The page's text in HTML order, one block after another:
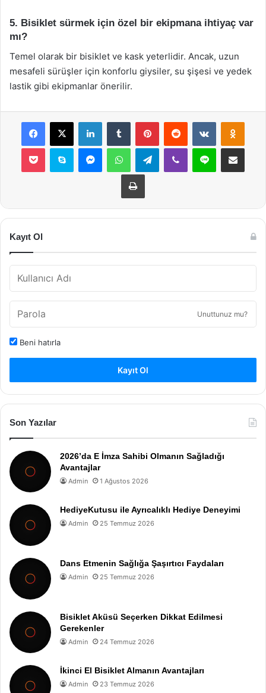
5. Bisiklet sürmek için özel bir ekipmana ihtiyaç var
mı?
Temel olarak bir bisiklet ve kask yeterlidir. Ancak, uzun
mesafeli sürüşler için konforlu giysiler, su şişesi ve yedek
lastik gibi ekipmanlar önerilir.
Facebook
X LinkedInTumblr PinterestReddit VKontakte
Pocket Skype MessengerWhatsAppTelegramViber Line E-Posta ile
Yazdır
Kayıt Ol
Unuttunuz mu?
Beni hatırla
Kayıt Ol
Son Yazılar
2026’da E İmza Sahibi Olmanın Sağladığı
Avantajlar
Admin 1 Ağustos 2026
HediyeKutusu ile Ayrıcalıklı Hediye Deneyimi
Admin 25 Temmuz 2026
Dans Etmenin Sağlığa Şaşırtıcı Faydaları
Admin 25 Temmuz 2026
Bisiklet Aküsü Seçerken Dikkat Edilmesi
Gerekenler
Admin 24 Temmuz 2026
İkinci El Bisiklet Almanın Avantajları
Admin 23 Temmuz 2026